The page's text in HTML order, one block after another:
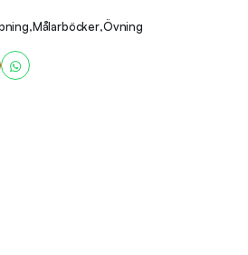
gradienttest och klotter.
avsnitt för färgprover, övertoningar
delar och förvaras synliga medan
,Målarböcker,Övning